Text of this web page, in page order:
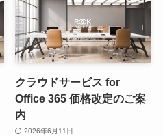
クラウドサービス for
Office 365 価格改定のご案
内
2026年6月11日